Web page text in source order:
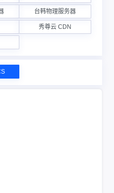
台韩物理服务器
秀尊云 CDN